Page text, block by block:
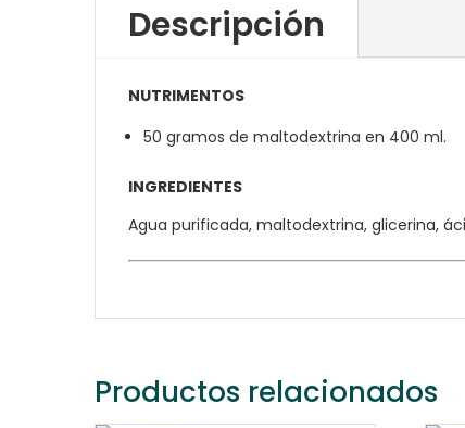
Descripción
NUTRIMENTOS
50 gramos de maltodextrina en 400 ml.
INGREDIENTES
Agua purificada, maltodextrina, glicerina,
Productos relacionados